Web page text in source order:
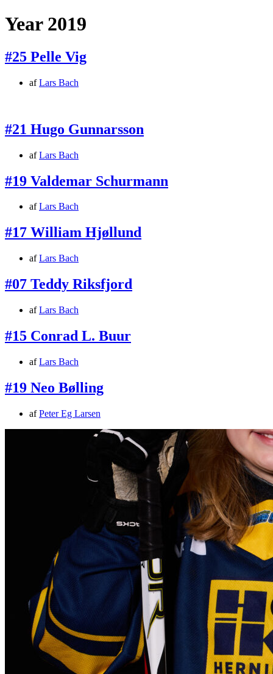
Year 2019
#25 Pelle Vig
afLars Bach
#21 Hugo Gunnarsson
afLars Bach
#19 Valdemar Schurmann
afLars Bach
#17 William Hjøllund
afLars Bach
#07 Teddy Riksfjord
afLars Bach
#15 Conrad L. Buur
afLars Bach
#19 Neo Bølling
afPeter Eg Larsen